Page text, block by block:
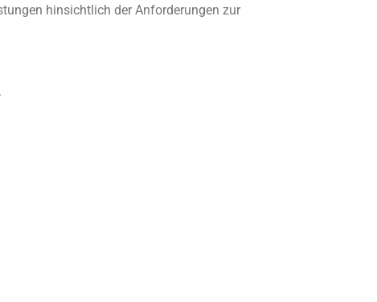
hinsichtlich der Anforderungen zur